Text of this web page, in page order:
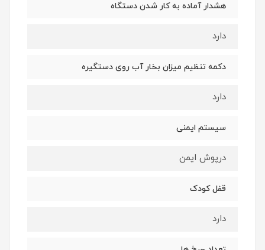
هشدار آماده به کار شدن دستگاه
دارد
دکمه تنظیم میزان بخار آب روی دستگیره
دارد
سیستم ایمنی
درپوش ایمن
قفل کودک
دارد